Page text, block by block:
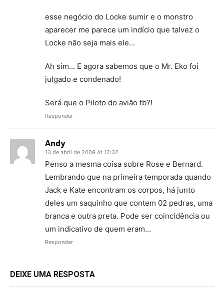
esse negócio do Locke sumir e o monstro
aparecer me parece um indício que talvez o
Locke não seja mais ele…
Ah sim… E agora sabemos que o Mr. Eko foi
julgado e condenado!
Será que o Piloto do avião tb?!
Responder
Andy
13 de abril de 2009 At 12:32
Penso a mesma coisa sobre Rose e Bernard.
Lembrando que na primeira temporada quando
Jack e Kate encontram os corpos, há junto
deles um saquinho que contem 02 pedras, uma
branca e outra preta. Pode ser coincidência ou
um indicativo de quem eram…
Responder
DEIXE UMA RESPOSTA